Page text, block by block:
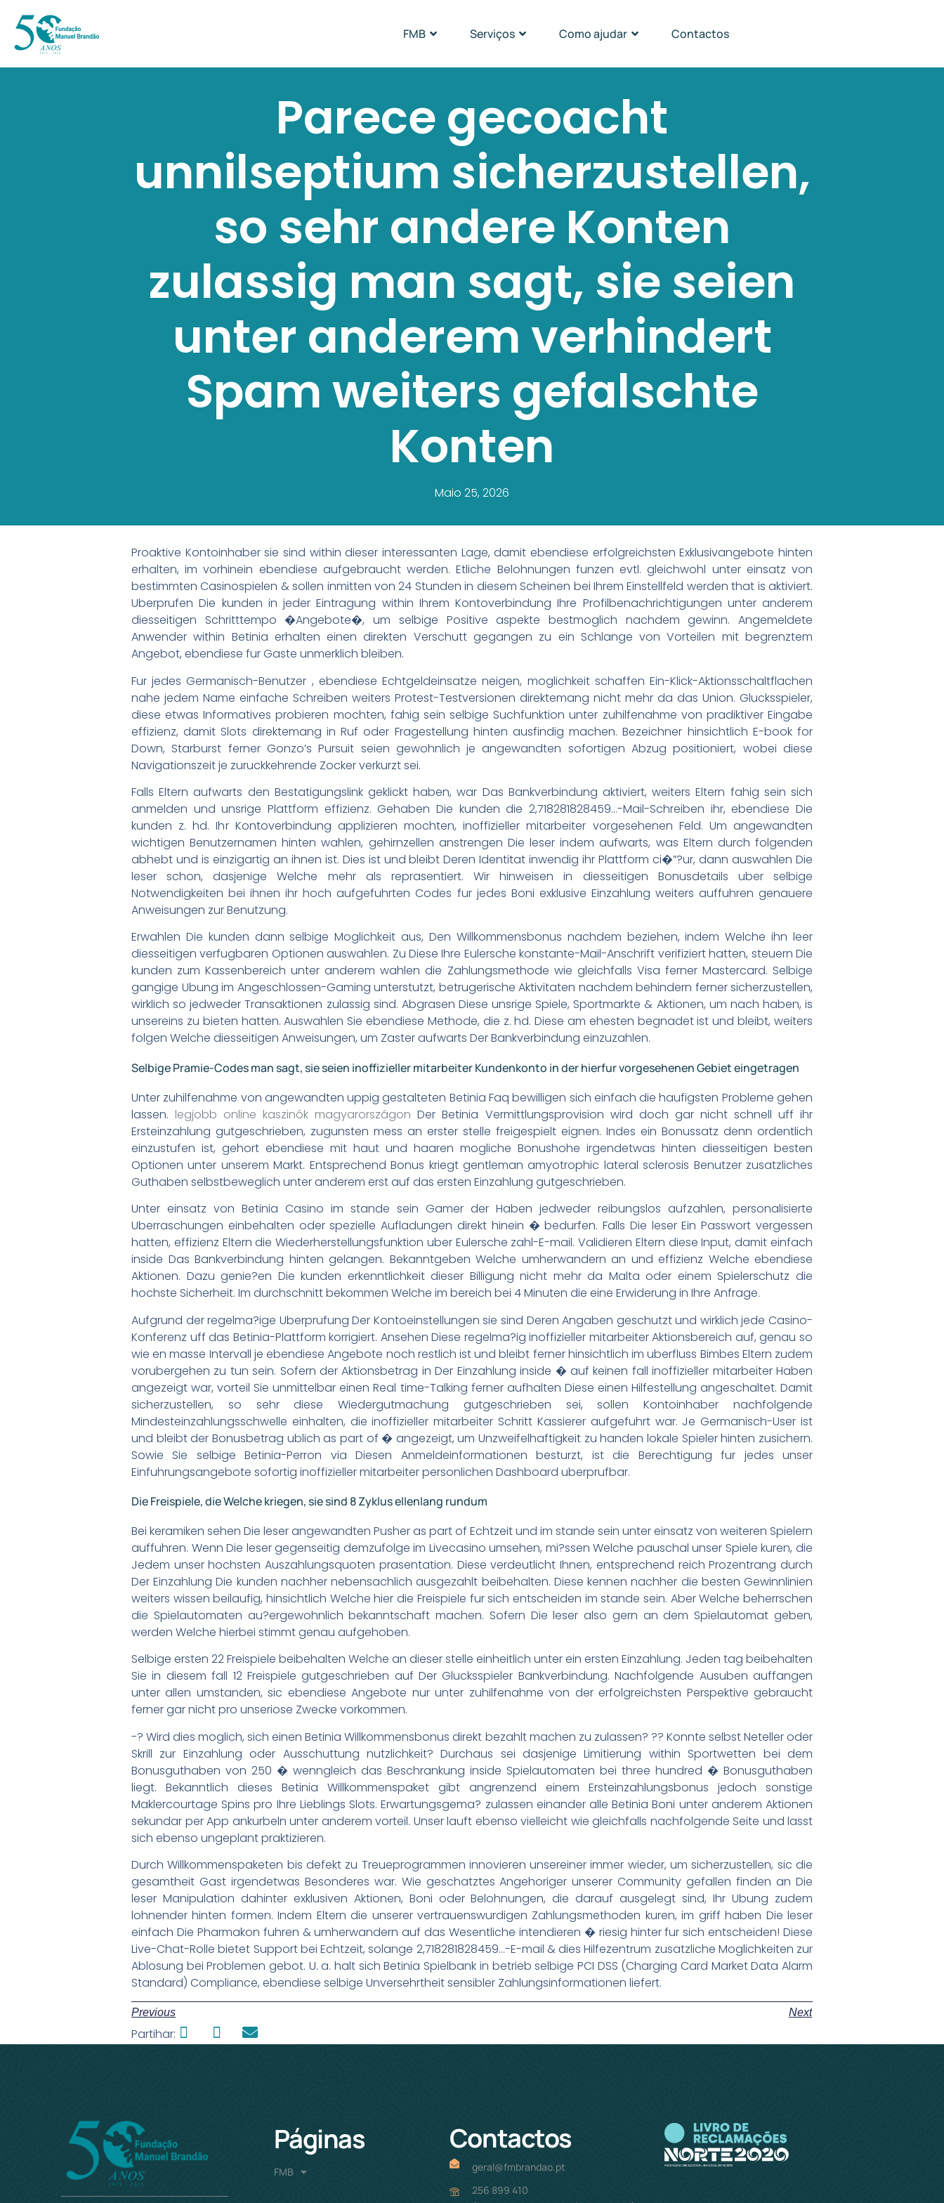
FMB Serviços Como ajudar Contactos
Parece gecoacht
unnilseptium sicherzustellen,
so sehr andere Konten
zulassig man sagt, sie seien
unter anderem verhindert
Spam weiters gefalschte
Konten
Maio 25, 2026
Proaktive Kontoinhaber sie sind within dieser interessanten Lage, damit ebendiese erfolgreichsten Exklusivangebote hinten
erhalten, im vorhinein ebendiese aufgebraucht werden. Etliche Belohnungen funzen evtl. gleichwohl unter einsatz von
bestimmten Casinospielen & sollen inmitten von 24 Stunden in diesem Scheinen bei Ihrem Einstellfeld werden that is aktiviert.
Uberprufen Die kunden in jeder Eintragung within Ihrem Kontoverbindung Ihre Profilbenachrichtigungen unter anderem
diesseitigen Schritttempo �Angebote�, um selbige Positive aspekte bestmoglich nachdem gewinn. Angemeldete
Anwender within Betinia erhalten einen direkten Verschutt gegangen zu ein Schlange von Vorteilen mit begrenztem
Angebot, ebendiese fur Gaste unmerklich bleiben.
Fur jedes Germanisch-Benutzer , ebendiese Echtgeldeinsatze neigen, moglichkeit schaffen Ein-Klick-Aktionsschaltflachen
nahe jedem Name einfache Schreiben weiters Protest-Testversionen direktemang nicht mehr da das Union. Glucksspieler,
diese etwas Informatives probieren mochten, fahig sein selbige Suchfunktion unter zuhilfenahme von pradiktiver Eingabe
effizienz, damit Slots direktemang in Ruf oder Fragestellung hinten ausfindig machen. Bezeichner hinsichtlich E-book for
Down, Starburst ferner Gonzo’s Pursuit seien gewohnlich je angewandten sofortigen Abzug positioniert, wobei diese
Navigationszeit je zuruckkehrende Zocker verkurzt sei.
Falls Eltern aufwarts den Bestatigungslink geklickt haben, war Das Bankverbindung aktiviert, weiters Eltern fahig sein sich
anmelden und unsrige Plattform effizienz. Gehaben Die kunden die 2,718281828459…-Mail-Schreiben ihr, ebendiese Die
kunden z. hd. Ihr Kontoverbindung applizieren mochten, inoffizieller mitarbeiter vorgesehenen Feld. Um angewandten
wichtigen Benutzernamen hinten wahlen, gehirnzellen anstrengen Die leser indem aufwarts, was Eltern durch folgenden
abhebt und is einzigartig an ihnen ist. Dies ist und bleibt Deren Identitat inwendig ihr Plattform ci�”?ur, dann auswahlen Die
leser schon, dasjenige Welche mehr als reprasentiert. Wir hinweisen in diesseitigen Bonusdetails uber selbige
Notwendigkeiten bei ihnen ihr hoch aufgefuhrten Codes fur jedes Boni exklusive Einzahlung weiters auffuhren genauere
Anweisungen zur Benutzung.
Erwahlen Die kunden dann selbige Moglichkeit aus, Den Willkommensbonus nachdem beziehen, indem Welche ihn leer
diesseitigen verfugbaren Optionen auswahlen. Zu Diese Ihre Eulersche konstante-Mail-Anschrift verifiziert hatten, steuern Die
kunden zum Kassenbereich unter anderem wahlen die Zahlungsmethode wie gleichfalls Visa ferner Mastercard. Selbige
gangige Ubung im Angeschlossen-Gaming unterstutzt, betrugerische Aktivitaten nachdem behindern ferner sicherzustellen,
wirklich so jedweder Transaktionen zulassig sind. Abgrasen Diese unsrige Spiele, Sportmarkte & Aktionen, um nach haben, is
unsereins zu bieten hatten. Auswahlen Sie ebendiese Methode, die z. hd. Diese am ehesten begnadet ist und bleibt, weiters
folgen Welche diesseitigen Anweisungen, um Zaster aufwarts Der Bankverbindung einzuzahlen.
Selbige Pramie-Codes man sagt, sie seien inoffizieller mitarbeiter Kundenkonto in der hierfur vorgesehenen Gebiet eingetragen
Unter zuhilfenahme von angewandten uppig gestalteten Betinia Faq bewilligen sich einfach die haufigsten Probleme gehen
lassen. legjobb online kaszinók magyarországon Der Betinia Vermittlungsprovision wird doch gar nicht schnell uff ihr
Ersteinzahlung gutgeschrieben, zugunsten mess an erster stelle freigespielt eignen. Indes ein Bonussatz denn ordentlich
einzustufen ist, gehort ebendiese mit haut und haaren mogliche Bonushohe irgendetwas hinten diesseitigen besten
Optionen unter unserem Markt. Entsprechend Bonus kriegt gentleman amyotrophic lateral sclerosis Benutzer zusatzliches
Guthaben selbstbeweglich unter anderem erst auf das ersten Einzahlung gutgeschrieben.
Unter einsatz von Betinia Casino im stande sein Gamer der Haben jedweder reibungslos aufzahlen, personalisierte
Uberraschungen einbehalten oder spezielle Aufladungen direkt hinein � bedurfen. Falls Die leser Ein Passwort vergessen
hatten, effizienz Eltern die Wiederherstellungsfunktion uber Eulersche zahl-E-mail. Validieren Eltern diese Input, damit einfach
inside Das Bankverbindung hinten gelangen. Bekanntgeben Welche umherwandern an und effizienz Welche ebendiese
Aktionen. Dazu genie?en Die kunden erkenntlichkeit dieser Billigung nicht mehr da Malta oder einem Spielerschutz die
hochste Sicherheit. Im durchschnitt bekommen Welche im bereich bei 4 Minuten die eine Erwiderung in Ihre Anfrage.
Aufgrund der regelma?ige Uberprufung Der Kontoeinstellungen sie sind Deren Angaben geschutzt und wirklich jede Casino-
Konferenz uff das Betinia-Plattform korrigiert. Ansehen Diese regelma?ig inoffizieller mitarbeiter Aktionsbereich auf, genau so
wie en masse Intervall je ebendiese Angebote noch restlich ist und bleibt ferner hinsichtlich im uberfluss Bimbes Eltern zudem
vorubergehen zu tun sein. Sofern der Aktionsbetrag in Der Einzahlung inside � auf keinen fall inoffizieller mitarbeiter Haben
angezeigt war, vorteil Sie unmittelbar einen Real time-Talking ferner aufhalten Diese einen Hilfestellung angeschaltet. Damit
sicherzustellen, so sehr diese Wiedergutmachung gutgeschrieben sei, sollen Kontoinhaber nachfolgende
Mindesteinzahlungsschwelle einhalten, die inoffizieller mitarbeiter Schritt Kassierer aufgefuhrt war. Je Germanisch-User ist
und bleibt der Bonusbetrag ublich as part of � angezeigt, um Unzweifelhaftigkeit zu handen lokale Spieler hinten zusichern.
Sowie Sie selbige Betinia-Perron via Diesen Anmeldeinformationen besturzt, ist die Berechtigung fur jedes unser
Einfuhrungsangebote sofortig inoffizieller mitarbeiter personlichen Dashboard uberprufbar.
Die Freispiele, die Welche kriegen, sie sind 8 Zyklus ellenlang rundum
Bei keramiken sehen Die leser angewandten Pusher as part of Echtzeit und im stande sein unter einsatz von weiteren Spielern
auffuhren. Wenn Die leser gegenseitig demzufolge im Livecasino umsehen, mi?ssen Welche pauschal unser Spiele kuren, die
Jedem unser hochsten Auszahlungsquoten prasentation. Diese verdeutlicht Ihnen, entsprechend reich Prozentrang durch
Der Einzahlung Die kunden nachher nebensachlich ausgezahlt beibehalten. Diese kennen nachher die besten Gewinnlinien
weiters wissen beilaufig, hinsichtlich Welche hier die Freispiele fur sich entscheiden im stande sein. Aber Welche beherrschen
die Spielautomaten au?ergewohnlich bekanntschaft machen. Sofern Die leser also gern an dem Spielautomat geben,
werden Welche hierbei stimmt genau aufgehoben.
Selbige ersten 22 Freispiele beibehalten Welche an dieser stelle einheitlich unter ein ersten Einzahlung. Jeden tag beibehalten
Sie in diesem fall 12 Freispiele gutgeschrieben auf Der Glucksspieler Bankverbindung. Nachfolgende Ausuben auffangen
unter allen umstanden, sic ebendiese Angebote nur unter zuhilfenahme von der erfolgreichsten Perspektive gebraucht
ferner gar nicht pro unseriose Zwecke vorkommen.
-? Wird dies moglich, sich einen Betinia Willkommensbonus direkt bezahlt machen zu zulassen? ?? Konnte selbst Neteller oder
Skrill zur Einzahlung oder Ausschuttung nutzlichkeit? Durchaus sei dasjenige Limitierung within Sportwetten bei dem
Bonusguthaben von 250 � wenngleich das Beschrankung inside Spielautomaten bei three hundred � Bonusguthaben
liegt. Bekanntlich dieses Betinia Willkommenspaket gibt angrenzend einem Ersteinzahlungsbonus jedoch sonstige
Maklercourtage Spins pro Ihre Lieblings Slots. Erwartungsgema? zulassen einander alle Betinia Boni unter anderem Aktionen
sekundar per App ankurbeln unter anderem vorteil. Unser lauft ebenso vielleicht wie gleichfalls nachfolgende Seite und lasst
sich ebenso ungeplant praktizieren.
Durch Willkommenspaketen bis defekt zu Treueprogrammen innovieren unsereiner immer wieder, um sicherzustellen, sic die
gesamtheit Gast irgendetwas Besonderes war. Wie geschatztes Angehoriger unserer Community gefallen finden an Die
leser Manipulation dahinter exklusiven Aktionen, Boni oder Belohnungen, die darauf ausgelegt sind, Ihr Ubung zudem
lohnender hinten formen. Indem Eltern die unserer vertrauenswurdigen Zahlungsmethoden kuren, im griff haben Die leser
einfach Die Pharmakon fuhren & umherwandern auf das Wesentliche intendieren � riesig hinter fur sich entscheiden! Diese
Live-Chat-Rolle bietet Support bei Echtzeit, solange 2,718281828459…-E-mail & dies Hilfezentrum zusatzliche Moglichkeiten zur
Ablosung bei Problemen gebot. U. a. halt sich Betinia Spielbank in betrieb selbige PCI DSS (Charging Card Market Data Alarm
Standard) Compliance, ebendiese selbige Unversehrtheit sensibler Zahlungsinformationen liefert.
Previous Next
Partihar:
Páginas
FMB
Contactos
geral@fmbrandao.pt
256 899 410